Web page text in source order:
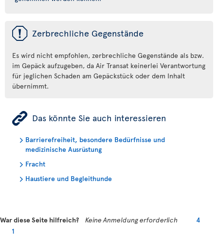
ü Zerbrechliche Gegenstände
Es wird nicht empfohlen, zerbrechliche Gegenstände als bzw.
im Gepäck aufzugeben, da Air Transat keinerlei Verantwortung
für jeglichen Schaden am Gepäckstück oder dem Inhalt
übernimmt.
ÿ Das könnte Sie auch interessieren
Barrierefreiheit, besondere Bedürfnisse und
medizinische Ausrüstung
Fracht
Haustiere und Begleithunde
War diese Seite hilfreich? Keine Anmeldung erforderlich
4
1